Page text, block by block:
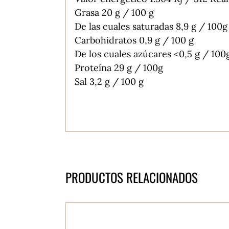
Grasa 20 g / 100 g
De las cuales saturadas 8,9 g / 100g
Carbohidratos 0,9 g / 100 g
De los cuales azúcares <0,5 g /
Proteína 29 g / 100g
Sal 3,2 g / 100 g
PRODUCTOS RELACIONADOS